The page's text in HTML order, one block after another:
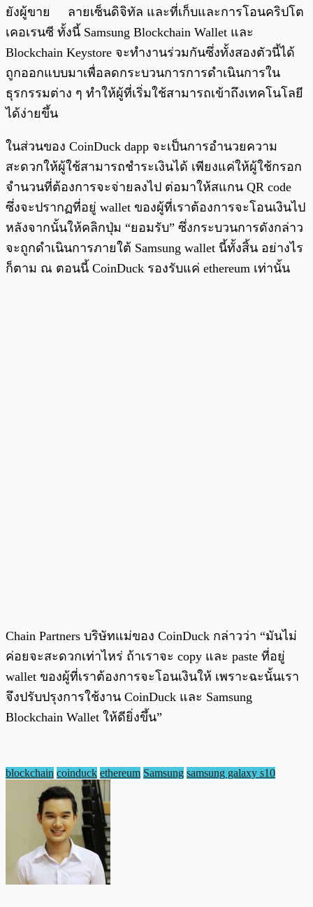
ยังผู้ขาย ลายเซ็นดิจิทัล และที่เก็บและการโอนคริปโต
เคอเรนซี ทั้งนี้ Samsung Blockchain Wallet และ
Blockchain Keystore จะทำงานร่วมกันซึ่งทั้งสองตัวนี้ได้
ถูกออกแบบมาเพื่อลดกระบวนการการดำเนินการใน
ธุรกรรมต่าง ๆ ทำให้ผู้ที่เริ่มใช้สามารถเข้าถึงเทคโนโลยี
ได้ง่ายขึ้น
ในส่วนของ CoinDuck dapp จะเป็นการอำนวยความ
สะดวกให้ผู้ใช้สามารถชำระเงินได้ เพียงแค่ให้ผู้ใช้กรอก
จำนวนที่ต้องการจะจ่ายลงไป ต่อมาให้สแกน QR code
ซึ่งจะปรากฏที่อยู่ wallet ของผู้ที่เราต้องการจะโอนเงินไป
หลังจากนั้นให้คลิกปุ่ม “ยอมรับ” ซึ่งกระบวนการดังกล่าว
จะถูกดำเนินการภายใต้ Samsung wallet นี้ทั้งสิ้น อย่างไร
ก็ตาม ณ ตอนนี้ CoinDuck รองรับแค่ ethereum เท่านั้น
Chain Partners บริษัทแม่ของ CoinDuck กล่าวว่า “มันไม่
ค่อยจะสะดวกเท่าไหร่ ถ้าเราจะ copy และ paste ที่อยู่
wallet ของผู้ที่เราต้องการจะโอนเงินให้ เพราะฉะนั้นเรา
จึงปรับปรุงการใช้งาน CoinDuck และ Samsung
Blockchain Wallet ให้ดียิ่งขึ้น”
blockchain coinduck ethereum Samsung samsung galaxy s10